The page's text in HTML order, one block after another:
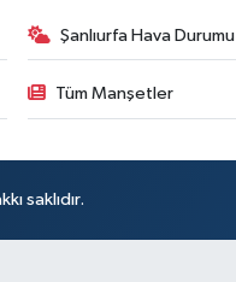
Şanlıurfa Hava Durumu
Tüm Manşetler
saklıdır.